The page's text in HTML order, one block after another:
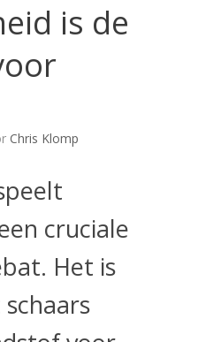
is de
Chris Klomp
cruciale
Het is